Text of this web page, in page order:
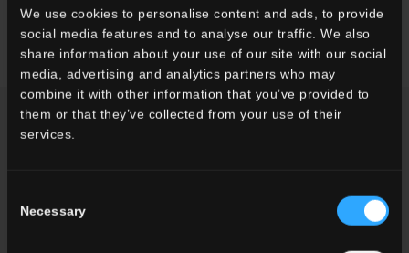
We use cookies to personalise content and ads, to provide
social media features and to analyse our traffic. We also
share information about your use of our site with our social
media, advertising and analytics partners who may
combine it with other information that you’ve provided to
them or that they’ve collected from your use of their
services.
Selection
Necessary
inspirer les visiteurs. »
NEWS / ÉVÉNEMENTS